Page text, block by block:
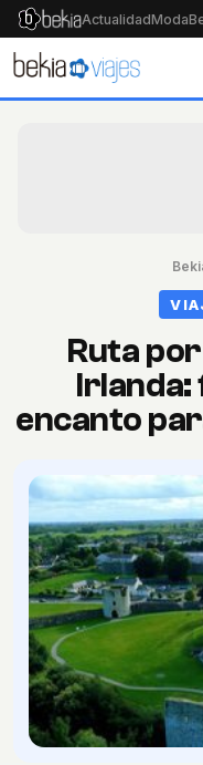
ActualidadModa
Ruta
Irlanda:
encanto